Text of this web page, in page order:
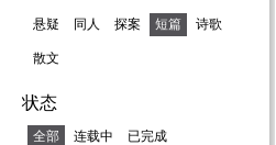
悬疑 同人 探案 短篇 诗歌
散文
状态
全部 连载中 已完成